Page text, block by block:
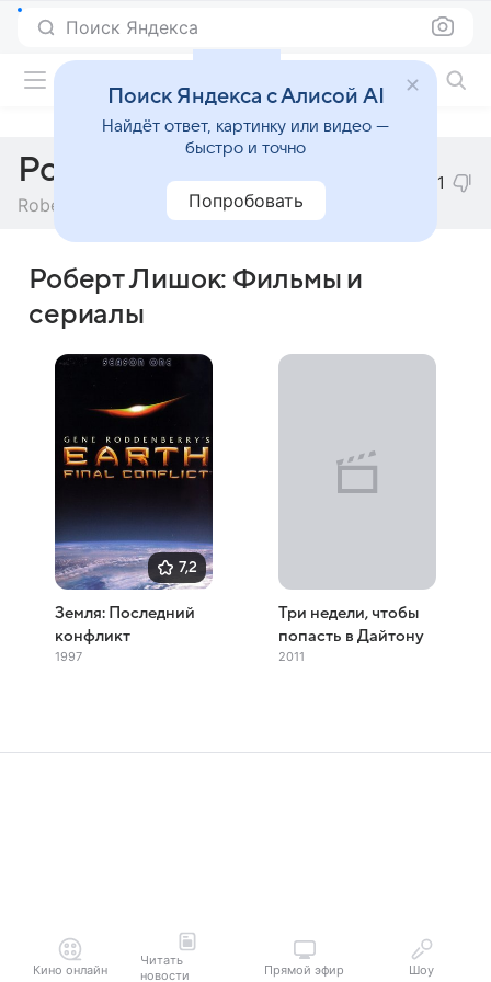
Поиск Яндекса
Роберт Лишок
Robert Leeshock
1
Роберт Лишок: Фильмы и
сериалы
7,2
Земля: Последний
конфликт
1997
Три недели, чтобы
попасть в Дайтону
2011
Кино онлайн
Читать
новости
Прямой эфир Шоу
Поиск Яндекса с Алисой AI
Найдёт ответ, картинку или видео —
быстро и точно
Попробовать